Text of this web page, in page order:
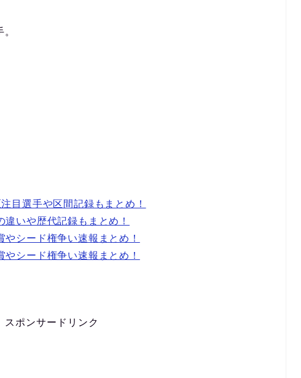
目選手や区間記録もまとめ！
いや歴代記録もまとめ！
シード権争い速報まとめ！
シード権争い速報まとめ！
スポンサードリンク